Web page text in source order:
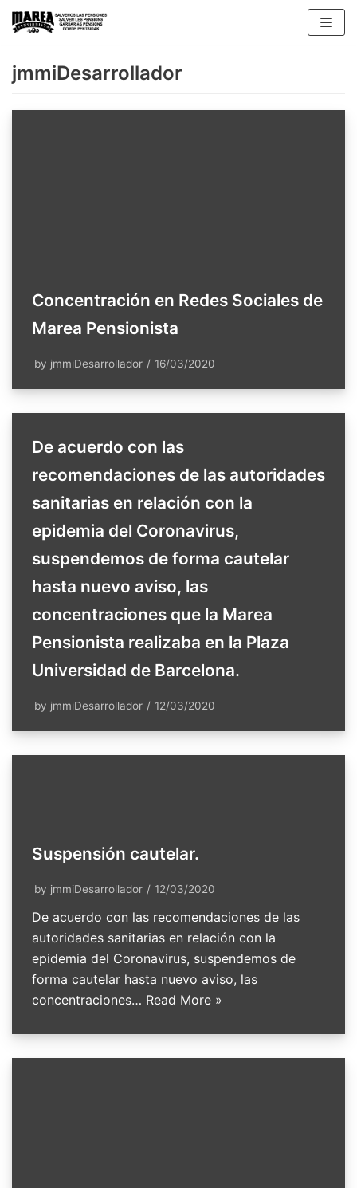
Skip
jmmiDesarrollador
Concentración en Redes Sociales de
Marea Pensionista
by jmmiDesarrollador 16/03/2020
De acuerdo con las
recomendaciones de las autoridades
sanitarias en relación con la
epidemia del Coronavirus,
suspendemos de forma cautelar
hasta nuevo aviso, las
concentraciones que la Marea
Pensionista realizaba en la Plaza
Universidad de Barcelona.
by jmmiDesarrollador 12/03/2020
Suspensión cautelar.
by jmmiDesarrollador 12/03/2020
De acuerdo con las recomendaciones de las
autoridades sanitarias en relación con la
epidemia del Coronavirus, suspendemos de
forma cautelar hasta nuevo aviso, las
concentraciones… Read More »